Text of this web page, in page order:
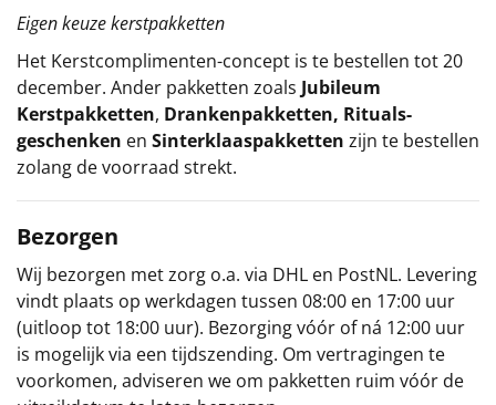
Eigen keuze kerstpakketten
Het Kerstcomplimenten-concept is te bestellen tot 20
december. Ander pakketten zoals Jubileum
Kerstpakketten, Drankenpakketten, Rituals-
geschenken en Sinterklaaspakketten zijn te bestellen
zolang de voorraad strekt.
Bezorgen
Wij bezorgen met zorg o.a. via DHL en PostNL. Levering
vindt plaats op werkdagen tussen 08:00 en 17:00 uur
(uitloop tot 18:00 uur). Bezorging vóór of ná 12:00 uur
is mogelijk via een tijdszending. Om vertragingen te
voorkomen, adviseren we om pakketten ruim vóór de